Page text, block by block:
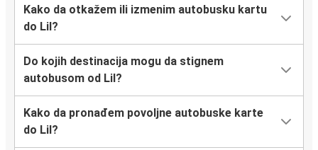
Kako da otkažem ili izmenim autobusku kartu
do Lil?
Do kojih destinacija mogu da stignem
autobusom od Lil?
Kako da pronađem povoljne autobuske karte
do Lil?